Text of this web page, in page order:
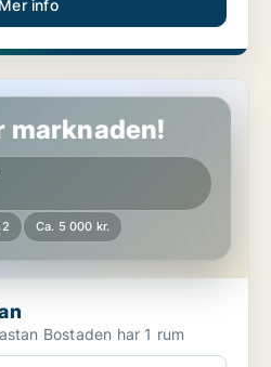
Mer info
marknaden!
Ca. 5 000 kr.
Lägenhet att hyra i Vasastan Bostaden har 1 rum